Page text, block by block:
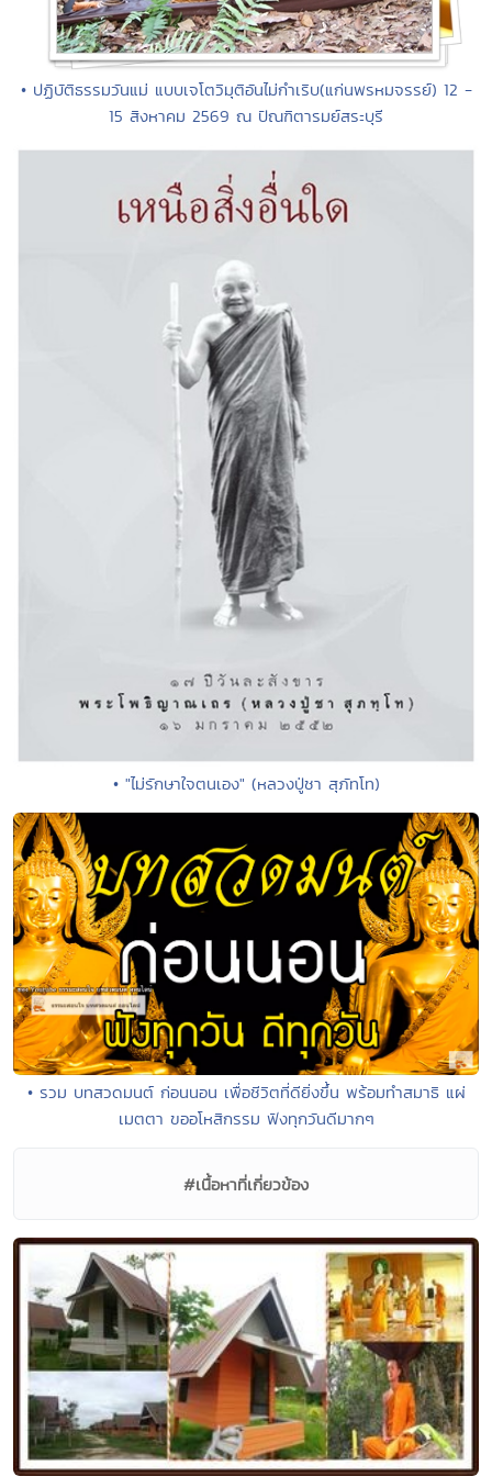
• ปฏิบัติธรรมวันแม่ แบบเจโตวิมุติอันไม่กำเริบ(แก่นพรหมจรรย์) 12 -
15 สิงหาคม 2569 ณ ปัณฑิตารมย์สระบุรี
• "ไม่รักษาใจตนเอง" (หลวงปู่ชา สุภัทโท)
• รวม บทสวดมนต์ ก่อนนอน เพื่อชีวิตที่ดียิ่งขึ้น พร้อมทำสมาธิ แผ่
เมตตา ขออโหสิกรรม ฟังทุกวันดีมากๆ
#เนื้อหาที่เกี่ยวข้อง